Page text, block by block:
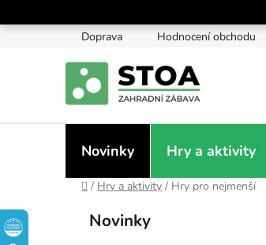
na
Doprava
Hodnocení obchodu
Novinky Hry a aktivity
Domů
/ Hry a aktivity / Hry pro nejmenší
Přeskočit
kategorie
Novinky